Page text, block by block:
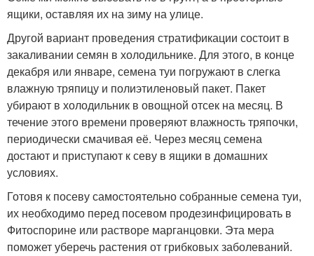
ящики, оставляя их на зиму на улице.
Другой вариант проведения стратификации состоит в
закаливании семян в холодильнике. Для этого, в конце
декабря или январе, семена туи погружают в слегка
влажную тряпицу и полиэтиленовый пакет. Пакет
убирают в холодильник в овощной отсек на месяц. В
течение этого времени проверяют влажность тряпочки,
периодически смачивая её. Через месяц семена
достают и приступают к севу в ящики в домашних
условиях.
Готовя к посеву самостоятельно собранные семена туи,
их необходимо перед посевом продезинфицировать в
Фитоспорине или растворе марганцовки. Эта мера
поможет уберечь растения от грибковых заболеваний.